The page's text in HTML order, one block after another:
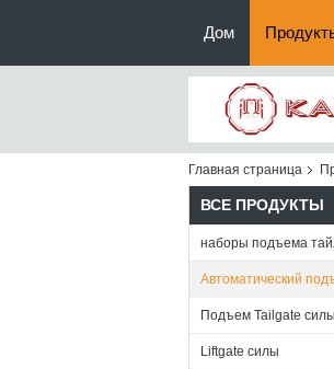
Дом
Главная страница
ВСЕ ПРОДУКТЫ
наборы подъема
Автоматический
Подъем Tailgate силы
Liftgate силы